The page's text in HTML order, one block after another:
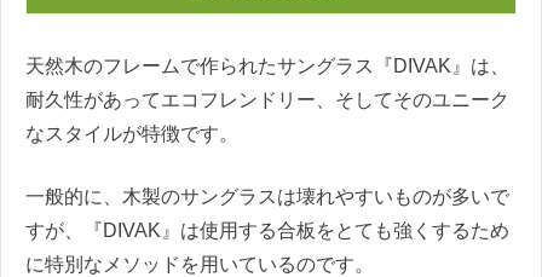
天然木のフレームで作られたサングラス『DIVAK』は、
耐久性があってエコフレンドリー、そしてそのユニーク
なスタイルが特徴です。
一般的に、木製のサングラスは壊れやすいものが多いで
すが、『DIVAK』は使用する合板をとても強くするため
に特別なメソッドを用いているのです。